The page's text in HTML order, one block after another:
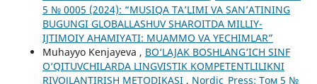
5 № 0005 (2024): “MUSIQA TA’LIMI VA SAN’ATINING
BUGUNGI GLOBALLASHUV SHAROITDA MILLIY-
IJTIMOIY AHAMIYATI: MUAMMO VA YECHIMLAR”
Muhayyo Kenjayeva , BO‘LAJAK BOSHLANG‘ICH SINF
O‘QITUVCHILARDA LINGVISTIK KOMPETENTLILIKNI
RIVOJLANTIRISH METODIKASI , Nordic_Press: Том 5 №